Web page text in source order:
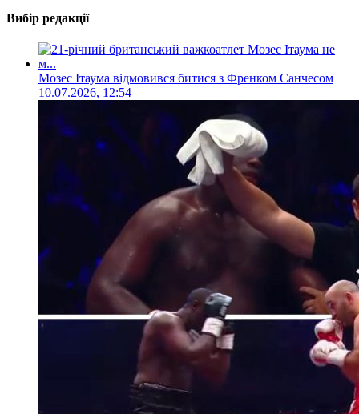
Вибір редакції
Мозес Ітаума відмовився битися з Френком Санчесом
10.07.2026, 12:54